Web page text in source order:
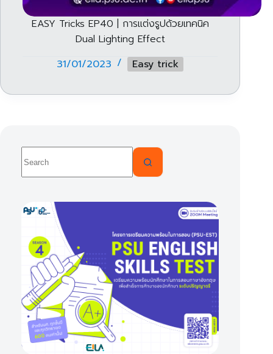
EASY Tricks EP40 | การแต่งรูปด้วยเทคนิค
Dual Lighting Effect
31/01/2023
Easy trick
results